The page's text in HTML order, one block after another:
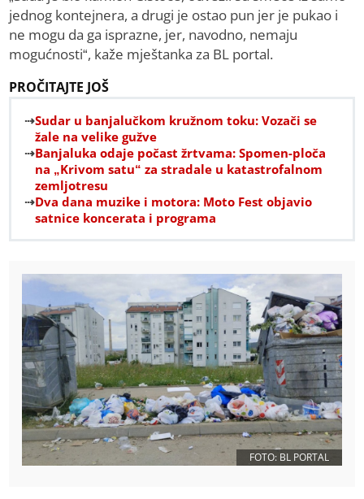
jednog kontejnera, a drugi je ostao pun jer je pukao i
ne mogu da ga isprazne, jer, navodno, nemaju
mogućnosti“, kaže mještanka za BL portal.
PROČITAJTE JOŠ
Sudar u banjalučkom kružnom toku: Vozači se
žale na velike gužve
Banjaluka odaje počast žrtvama: Spomen-ploča
na „Krivom satu“ za stradale u katastrofalnom
zemljotresu
Dva dana muzike i motora: Moto Fest objavio
satnice koncerata i programa
FOTO: BL PORTAL